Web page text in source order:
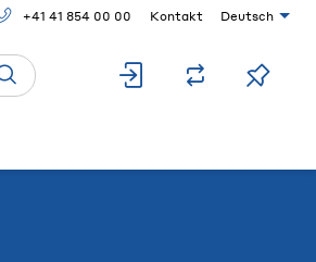
+41 41 854 00 00 Kontakt Deutsch